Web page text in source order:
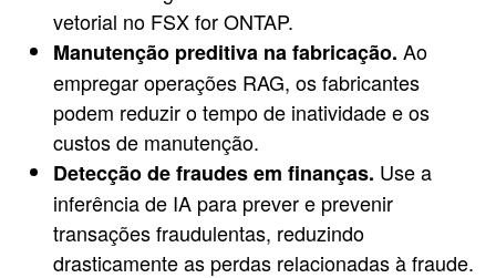
vetorial no FSX for ONTAP.
Manutenção preditiva na fabricação. Ao
empregar operações RAG, os fabricantes
podem reduzir o tempo de inatividade e os
custos de manutenção.
Detecção de fraudes em finanças. Use a
inferência de IA para prever e prevenir
transações fraudulentas, reduzindo
drasticamente as perdas relacionadas à fraude.